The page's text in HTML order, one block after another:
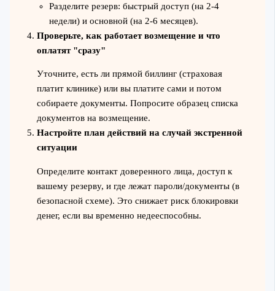
Разделите резерв: быстрый доступ (на 2-4
недели) и основной (на 2-6 месяцев).
Проверьте, как работает возмещение и что
оплатят "сразу"
Уточните, есть ли прямой биллинг (страховая
платит клинике) или вы платите сами и потом
собираете документы. Попросите образец списка
документов на возмещение.
Настройте план действий на случай экстренной
ситуации
Определите контакт доверенного лица, доступ к
вашему резерву, и где лежат пароли/документы (в
безопасной схеме). Это снижает риск блокировки
денег, если вы временно недееспособны.